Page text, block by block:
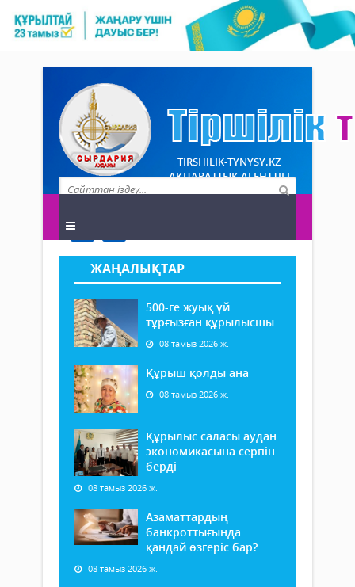
TIRSHILIK-TYNYSY.KZ
АҚПАРАТТЫҚ АГЕНТТІГІ
ЖАҢАЛЫҚТАР
500-ге жуық үй
тұрғызған құрылысшы
08 тамыз 2026 ж.
Құрыш қолды ана
08 тамыз 2026 ж.
Құрылыс саласы аудан
экономикасына серпін
берді
08 тамыз 2026 ж.
Азаматтардың
банкроттығында
қандай өзгеріс бар?
08 тамыз 2026 ж.